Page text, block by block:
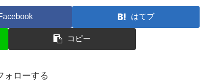
はてブ
コピー
ォローする